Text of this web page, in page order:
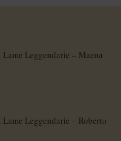
Leggendarie – Maena
Leggendarie – Roberto